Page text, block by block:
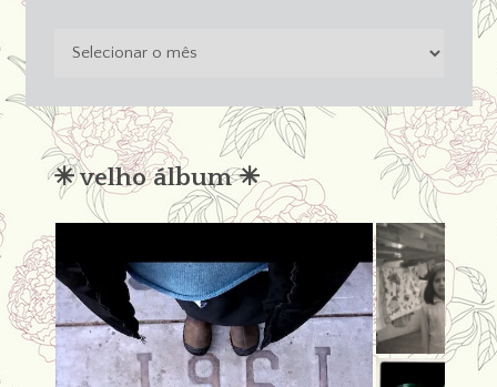
condena
✳︎ velho álbum ✳︎